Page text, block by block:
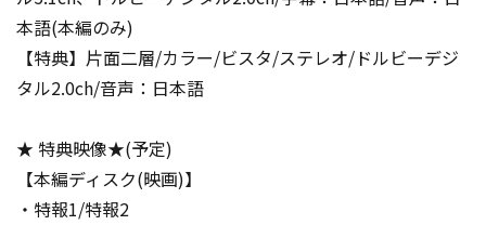
本語(本編のみ)
【特典】片面二層/カラー/ビスタ/ステレオ/ドルビーデジ
タル2.0ch/音声：日本語
★ 特典映像★(予定)
【本編ディスク(映画)】
・特報1/特報2